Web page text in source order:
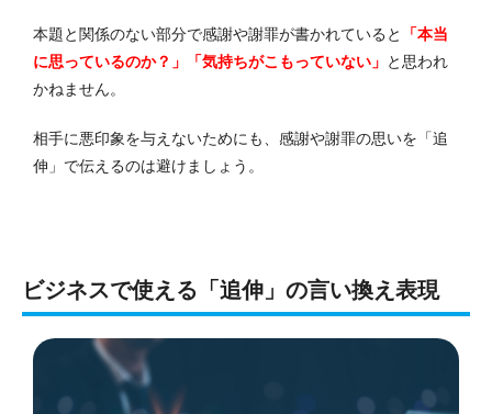
本題と関係のない部分で感謝や謝罪が書かれていると
「本当
に思っているのか？」「気持ちがこもっていない」 と思われ
かねません。
相手に悪印象を与えないためにも、感謝や謝罪の思いを「追
伸」で伝えるのは避けましょう。
ビジネスで使える「追伸」の言い換え表現